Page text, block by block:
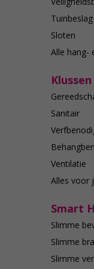
Tuinbeslag
Sloten
Alle hang-
Klussen
Sanitair
Ventilatie
Alles voor
Smart
Slimme
Slimme
Slimme